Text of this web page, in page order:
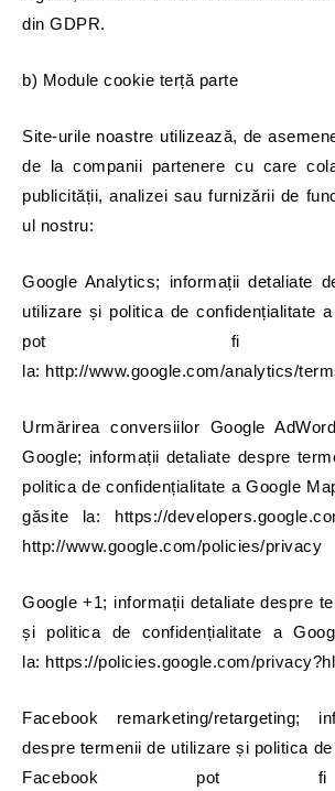
din GDPR.
b) Module cookie terță parte
Site-urile noastre utilizează, de
de la companii partenere cu care
publicității, analizei sau furnizării de
ul nostru:
Google Analytics; informații detaliate
utilizare și politica de confidențialitate
pot fi
la: http://www.google.com/analytics/
Urmărirea conversiilor Google
Google; informații detaliate despre
politica de confidențialitate a Google
găsite la: https://
http://www.google.com/policies/privacy
Google +1; informații detaliate despre
și politica de confidențialitate a
la: https://policies.google.com/
Facebook remarketing/retargeting;
despre termenii de utilizare și politica
Facebook pot